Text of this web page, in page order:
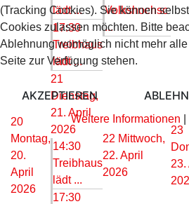
lädt ...
17:30
Treibhaus
lädt ...
Volkshochsc
...
20
Montag,
20.
April
2026
21
Dienstag,
21. April
2026
14:30
Treibhaus
lädt ...
17:30
22 Mittwoch,
22. April
2026
23
23.
(Tracking Cookies). Sie können
Cookies zulassen möchten. Bitte
Ablehnung womöglich nicht mehr
Seite zur Verfügung stehen.
AKZEPTIEREN
Weitere Informationen